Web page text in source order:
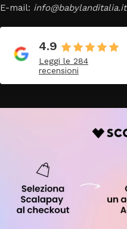
E-mail: info@babylanditalia.it
4.9
Leggi le 284
recensioni